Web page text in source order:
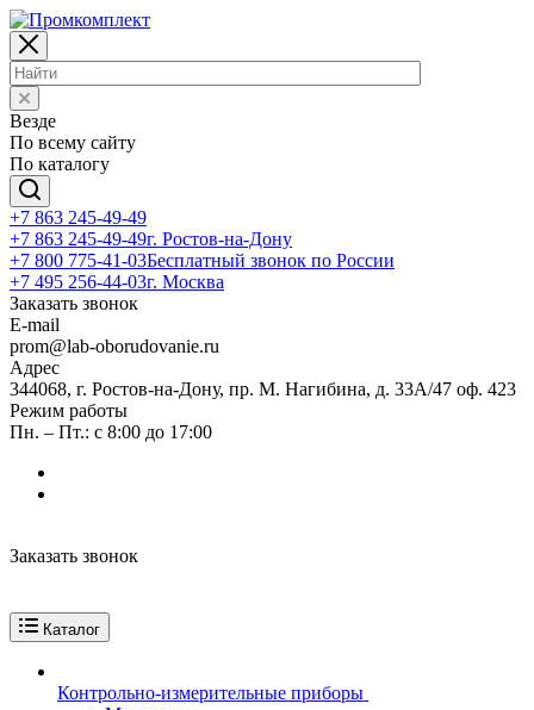
Везде
По всему сайту
По каталогу
+7 863 245-49-49
+7 863 245-49-49г. Ростов-на-Дону
+7 800 775-41-03Бесплатный звонок по России
+7 495 256-44-03г. Москва
Заказать звонок
E-mail
prom@lab-oborudovanie.ru
Адрес
344068, г. Ростов-на-Дону, пр. М. Нагибина, д. 33А/47 оф. 423
Режим работы
Пн. – Пт.: с 8:00 до 17:00
Заказать звонок
Каталог
Контрольно-измерительные приборы